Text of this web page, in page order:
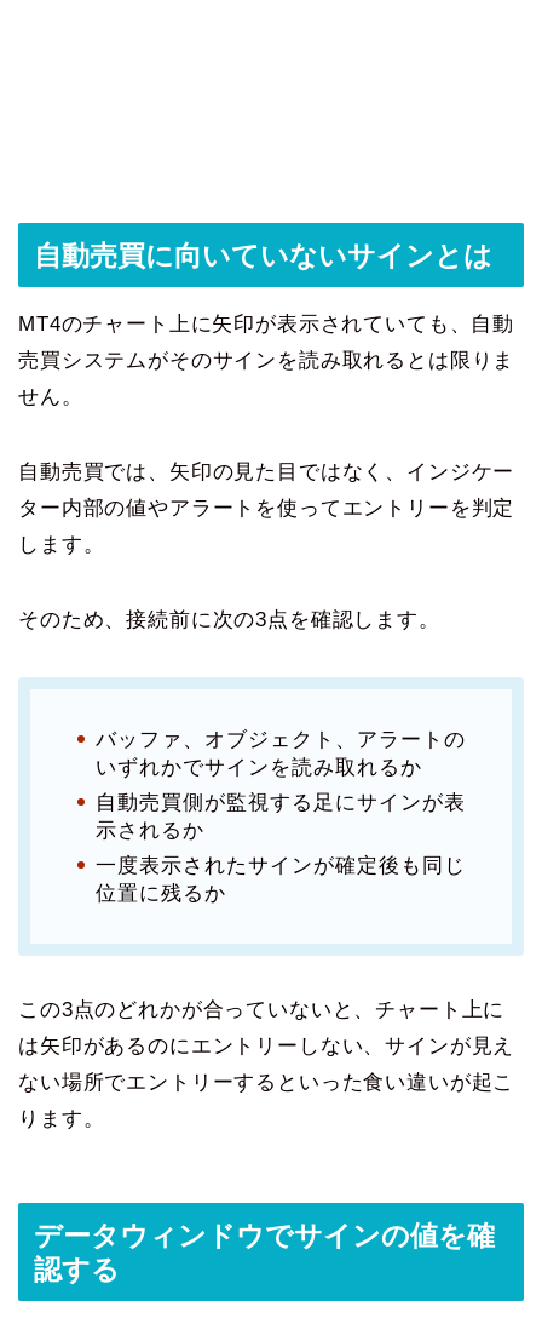
自動売買に向いていないサインとは
MT4のチャート上に矢印が表示されていても、自動
売買システムがそのサインを読み取れるとは限りま
せん。
自動売買では、矢印の見た目ではなく、インジケー
ター内部の値やアラートを使ってエントリーを判定
します。
そのため、接続前に次の3点を確認します。
バッファ、オブジェクト、アラートの
いずれかでサインを読み取れるか
自動売買側が監視する足にサインが表
示されるか
一度表示されたサインが確定後も同じ
位置に残るか
この3点のどれかが合っていないと、チャート上に
は矢印があるのにエントリーしない、サインが見え
ない場所でエントリーするといった食い違いが起こ
ります。
データウィンドウでサインの値を確
認する